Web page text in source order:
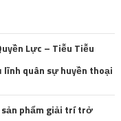
Lực – Tiễu Tiễu
quân sự huyền thoại
sản phẩm giải trí trở